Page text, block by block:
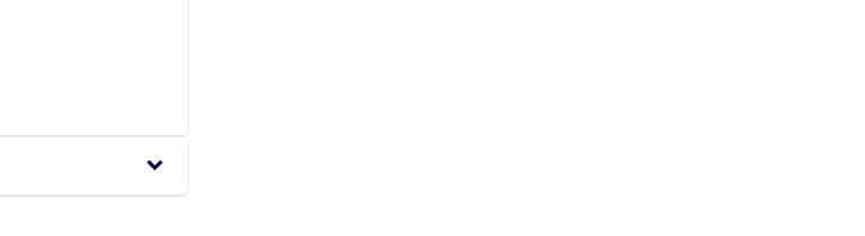
plastik, metal,keyboard_arrow_down